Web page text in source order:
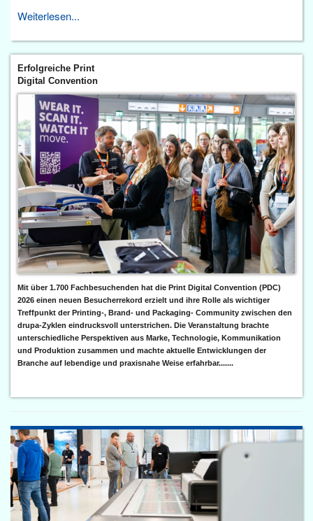
Weiterlesen...
Erfolgreiche Print
Digital Convention
Mit über 1.700 Fachbesuchenden hat die Print Digital Convention (PDC)
2026 einen neuen Besucherrekord erzielt und ihre Rolle als wichtiger
Treffpunkt der Printing-, Brand- und Packaging- Community zwischen den
drupa-Zyklen eindrucksvoll unterstrichen. Die Veranstaltung brachte
unterschiedliche Perspektiven aus Marke, Technologie, Kommunikation
und Produktion zusammen und machte aktuelle Entwicklungen der
Branche auf lebendige und praxisnahe Weise erfahrbar.......